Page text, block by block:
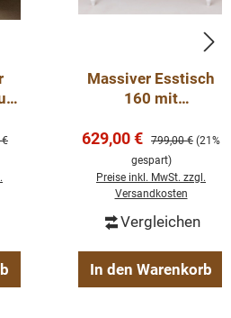
€
Massiver Esstisch
160 mit
Beinen - Landhaus
Tisch
Verkaufspreis:
629,00 € Regulärer Preis:
799,00 € (21%
gespart)
Preise inkl. MwSt. zzgl.
Versandkosten
Vergleichen
In den Warenkorb